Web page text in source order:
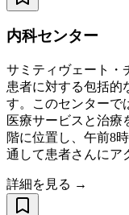
内科センター
サミティヴェート・
患者に対する包括的
す。このセンターで
医療サービスと治療
階に位置し、午前8
通して患者さんにア
詳細を見る →